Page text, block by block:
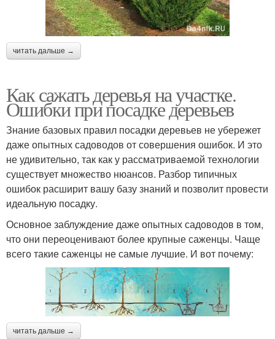
читать дальше →
Как сажать деревья на участке.
Ошибки при посадке деревьев
Знание базовых правил посадки деревьев не убережет
даже опытных садоводов от совершения ошибок. И это
не удивительно, так как у рассматриваемой технологии
существует множество нюансов. Разбор типичных
ошибок расширит вашу базу знаний и позволит провести
идеальную посадку.
Основное заблуждение даже опытных садоводов в том,
что они переоценивают более крупные саженцы. Чаще
всего такие саженцы не самые лучшие. И вот почему:
читать дальше →